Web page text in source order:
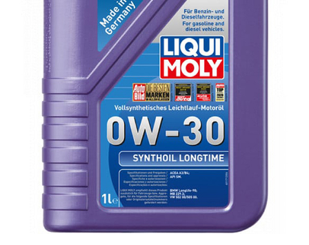
Accesorii spalare si uscare
Intretinere motor
Curatare generala
Restaurare faruri
Spalare si detailing rapid
Decontaminare vopsea
Intretinere vopsea
Abrazive
Intretinere moto
Intretinere barci
Recipiente si pulverizatoare
Genti si accesorii